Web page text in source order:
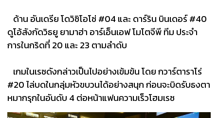
ด้าน อันเดรีย โดวิซิโอโซ่ #04 และ ดาร์ริน บินเดอร์ #40​
ดูโอ้สังกัดวิธยู ยามาฮ่า อาร์เอ็นเอฟ โมโตจีพี ทีม ประจำ
การในกริดที่ 20 และ 23 ตามลำดับ
เกมในเรซดังกล่าวเป็นไปอย่างเข้มข้น โดย กวาร์ตาราโร่
#20​ ไล่บดในกลุ่มหัวขบวนได้อย่างสนุก ก่อนจะบิดรับธงตา
หมากรุกในอันดับ 4 ต่อหน้าแฟนความเร็วโฮมเรซ